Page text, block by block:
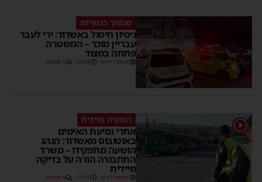
סכסוך כנופיות
ניסיון חיסול באשדוד: ירי לעבר
עבריין מוכר – המשטרה
פתחה במצוד
מנחם דויטש 06:54 1 תגובות
1 השעיה מיידית
אחרי נסיעת האימים
באוטובוס מאשדוד: הנהג
הושעה מתפקידו – משרד
התחבורה הורה על בדיקה
מיידית
מנחם דויטש 17:44 4 תגובות